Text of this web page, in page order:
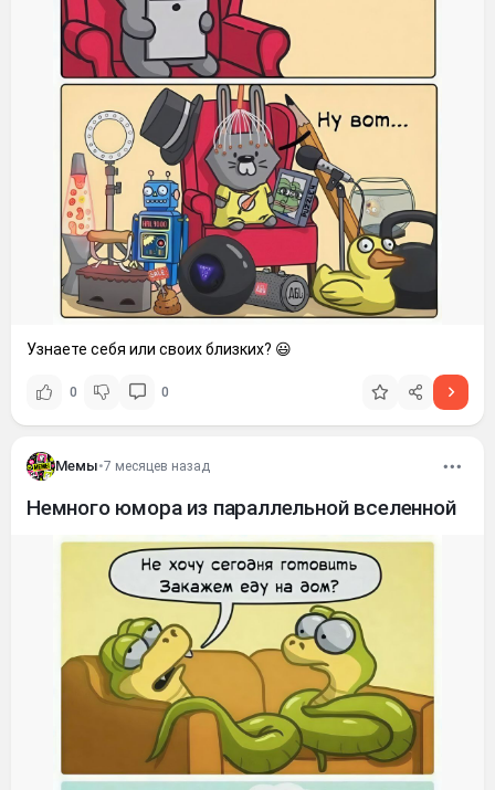
Узнаете себя или своих близких? 😃
0 0
Мемы•7 месяцев назад
Немного юмора из параллельной вселенной